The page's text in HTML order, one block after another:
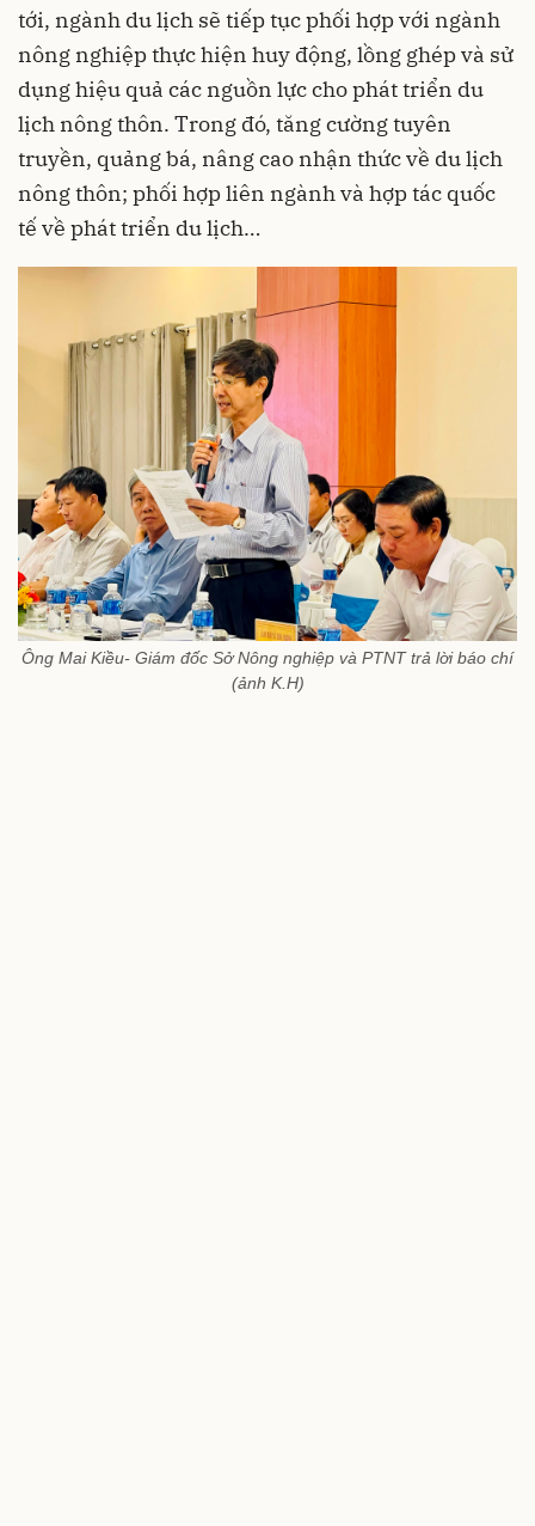
tới, ngành du lịch sẽ tiếp tục phối hợp với ngành
nông nghiệp thực hiện huy động, lồng ghép và sử
dụng hiệu quả các nguồn lực cho phát triển du
lịch nông thôn. Trong đó, tăng cường tuyên
truyền, quảng bá, nâng cao nhận thức về du lịch
nông thôn; phối hợp liên ngành và hợp tác quốc
tế về phát triển du lịch…
Ông Mai Kiều- Giám đốc Sở Nông nghiệp và PTNT trả lời báo chí
(ảnh K.H)